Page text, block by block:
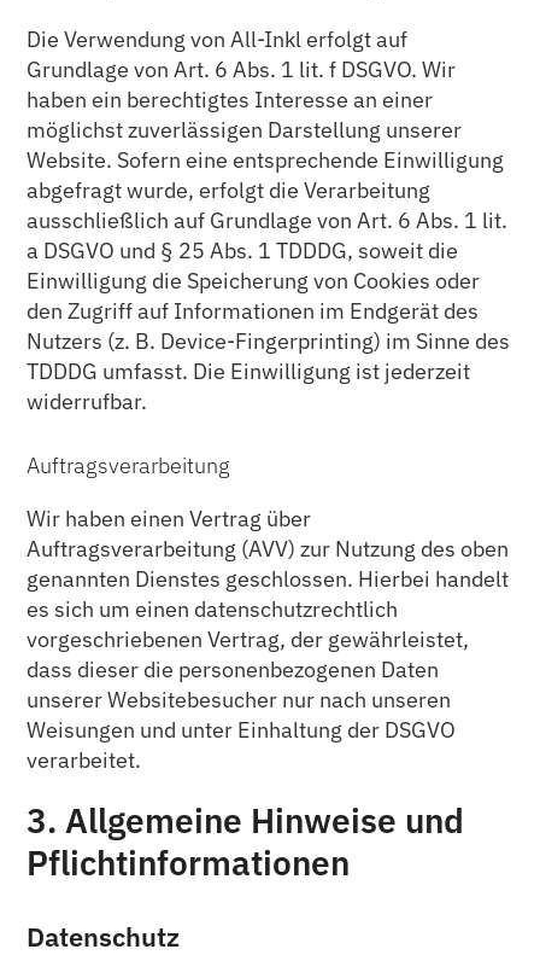
Die Verwendung von All-Inkl erfolgt auf
Grundlage von Art. 6 Abs. 1 lit. f DSGVO. Wir
haben ein berechtigtes Interesse an einer
möglichst zuverlässigen Darstellung unserer
Website. Sofern eine entsprechende Einwilligung
abgefragt wurde, erfolgt die Verarbeitung
ausschließlich auf Grundlage von Art. 6 Abs. 1 lit.
a DSGVO und § 25 Abs. 1 TDDDG, soweit die
Einwilligung die Speicherung von Cookies oder
den Zugriff auf Informationen im Endgerät des
Nutzers (z. B. Device-Fingerprinting) im Sinne des
TDDDG umfasst. Die Einwilligung ist jederzeit
widerrufbar.
Auftragsverarbeitung
Wir haben einen Vertrag über
Auftragsverarbeitung (AVV) zur Nutzung des oben
genannten Dienstes geschlossen. Hierbei handelt
es sich um einen datenschutzrechtlich
vorgeschriebenen Vertrag, der gewährleistet,
dass dieser die personenbezogenen Daten
unserer Websitebesucher nur nach unseren
Weisungen und unter Einhaltung der DSGVO
verarbeitet.
3. Allgemeine Hinweise und
Pflicht­informationen
Datenschutz